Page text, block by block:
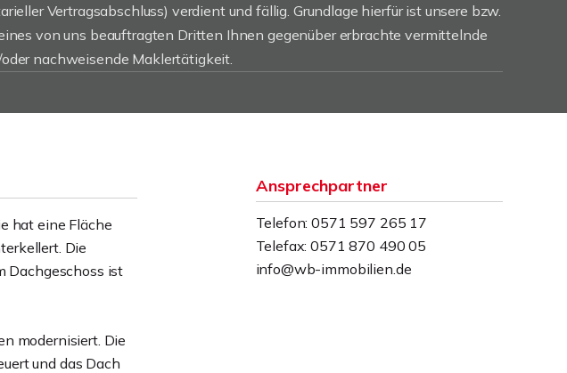
Vertragsabschluss) verdient und fällig. Grundlage hierfür ist unsere bzw.
von uns beauftragten Dritten Ihnen gegenüber erbrachte vermittelnde
oder nachweisende Maklertätigkeit.
hat eine Fläche
Die
Dachgeschoss ist
modernisiert. Die
und das Dach
Ansprechpartner
Telefon: 0571 597 265 17
Telefax: 0571 870 490 05
info@wb-immobilien.de